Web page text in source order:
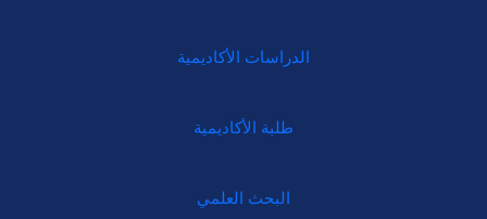
الدراسات الأكاديمية
طلبة الأكاديمية
البحث العلمي